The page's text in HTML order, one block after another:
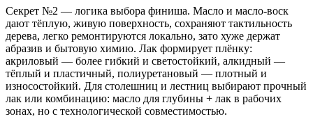
Секрет №2 — логика выбора финиша. Масло и масло‑воск
дают тёплую, живую поверхность, сохраняют тактильность
дерева, легко ремонтируются локально, зато хуже держат
абразив и бытовую химию. Лак формирует плёнку:
акриловый — более гибкий и светостойкий, алкидный —
тёплый и пластичный, полиуретановый — плотный и
износостойкий. Для столешниц и лестниц выбирают прочный
лак или комбинацию: масло для глубины + лак в рабочих
зонах, но с технологической совместимостью.